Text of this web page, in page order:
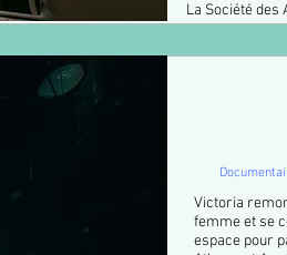
La Société des
Victoria
femme et se
espace pour